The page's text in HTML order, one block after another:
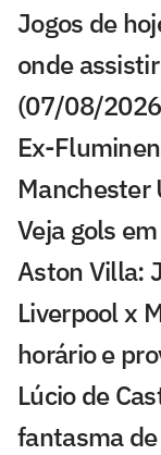
Jogos de
onde
(07/08/
Ex-
Manchester
Veja gols
Aston Villa:
Liverpool x
horário e
Lúcio de
fantasma